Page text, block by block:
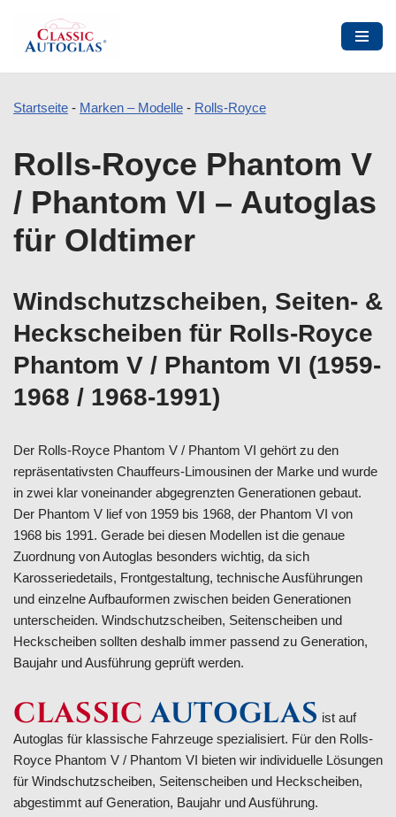
Inhalt
springen
Startseite - Marken – Modelle - Rolls-Royce
Rolls-Royce Phantom V
/ Phantom VI – Autoglas
für Oldtimer
Windschutzscheiben, Seiten- &
Heckscheiben für Rolls-Royce
Phantom V / Phantom VI (1959-
1968 / 1968-1991)
Der Rolls-Royce Phantom V / Phantom VI gehört zu den
repräsentativsten Chauffeurs-Limousinen der Marke und wurde
in zwei klar voneinander abgegrenzten Generationen gebaut.
Der Phantom V lief von 1959 bis 1968, der Phantom VI von
1968 bis 1991. Gerade bei diesen Modellen ist die genaue
Zuordnung von Autoglas besonders wichtig, da sich
Karosseriedetails, Frontgestaltung, technische Ausführungen
und einzelne Aufbauformen zwischen beiden Generationen
unterscheiden. Windschutzscheiben, Seitenscheiben und
Heckscheiben sollten deshalb immer passend zu Generation,
Baujahr und Ausführung geprüft werden.
CLASSIC AUTOGLAS ist auf
Autoglas für klassische Fahrzeuge spezialisiert. Für den Rolls-
Royce Phantom V / Phantom VI bieten wir individuelle Lösungen
für Windschutzscheiben, Seitenscheiben und Heckscheiben,
abgestimmt auf Generation, Baujahr und Ausführung.